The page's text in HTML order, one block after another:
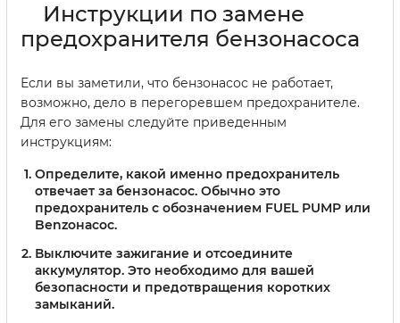
Инструкции по замене
предохранителя бензонасоса
Если вы заметили, что бензонасос не работает,
возможно, дело в перегоревшем предохранителе.
Для его замены следуйте приведенным
инструкциям:
Определите, какой именно предохранитель
отвечает за бензонасос. Обычно это
предохранитель с обозначением FUEL PUMP или
Benzонасос.
Выключите зажигание и отсоедините
аккумулятор. Это необходимо для вашей
безопасности и предотвращения коротких
замыканий.